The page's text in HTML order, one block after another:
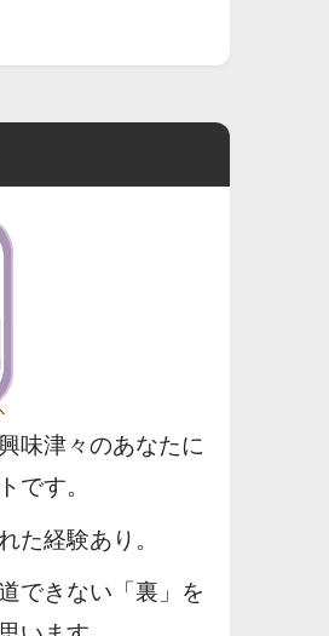
味津々のあなたに
です。
た経験あり。
できない「裏」を